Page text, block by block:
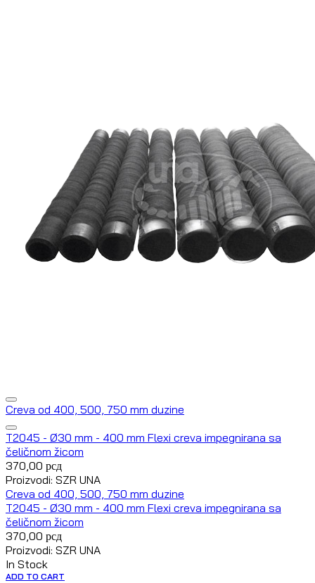
Creva od 400, 500, 750 mm duzine
T2045 - Ø30 mm - 400 mm Flexi creva impegnirana sa
čeličnom žicom
370,00 рсд
Proizvodi: SZR UNA
Creva od 400, 500, 750 mm duzine
T2045 - Ø30 mm - 400 mm Flexi creva impegnirana sa
čeličnom žicom
370,00 рсд
Proizvodi: SZR UNA
In Stock
ADD TO CART